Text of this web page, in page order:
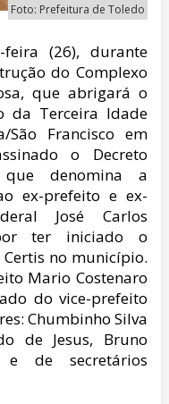
Foto: Prefeitura de Toledo
feira (26), durante
do Complexo
que abrigará o
da Terceira Idade
São Francisco em
o Decreto
que denomina a
ex-prefeito e ex-
José Carlos
ter iniciado o
no município.
Mario Costenaro
do vice-prefeito
Chumbinho Silva
de Jesus, Bruno
de secretários